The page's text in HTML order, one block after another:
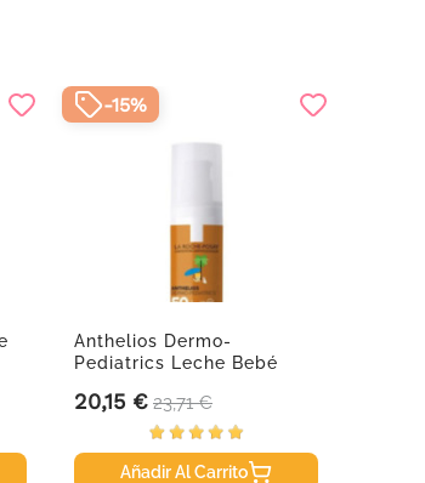
Anthelios Dermo-
Pediatrics Leche Bebé
Precio
20,15 € Precio base
23,71 €
Añadir Al Carrito
-15%